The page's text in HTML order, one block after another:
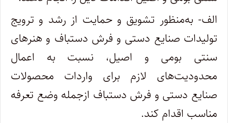
الف- به‌منظور تشویق و حمایت از رشد و ترویج
تولیدات صنایع دستی و فرش دستباف و هنرهای
سنتی بومی و اصیل، نسبت به اعمال
محدودیت‌های لازم برای واردات محصولات
صنایع دستی و فرش دستباف ازجمله وضع تعرفه
مناسب اقدام کند.